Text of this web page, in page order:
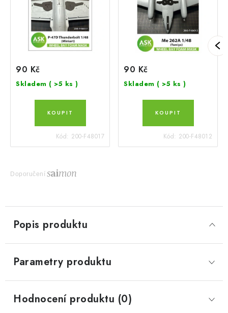
90 Kč
Skladem ( >5 ks )
Kód: 200-F48017
90 Kč
Skladem ( >5 ks )
Kód: 200-F48012
Doporučení
Popis produktu
Parametry produktu
Hodnocení produktu (0)